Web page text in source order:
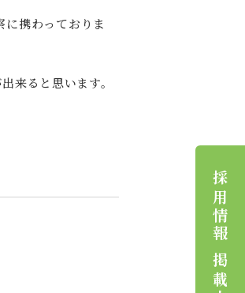
携わっておりま
来ると思います。
採用情報 掲載中！